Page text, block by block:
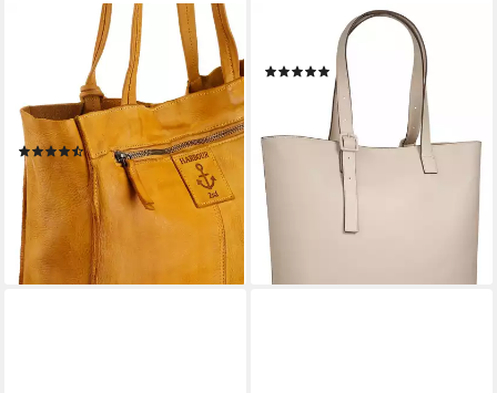
HARBOUR 2ND
Shopper Elbe 1, Damen
Schultertasche,
Umhängetasche mit
Schmuckanhänger
(74)
ab 78,13 € UVP99,95 €
-22%
lieferbar - in 2-3 Werktagen bei dir
Shopper ZITA
(1)
ab 48,95 € UVP 94,95 €
lieferbar - in 6-8 Werktagen bei dir